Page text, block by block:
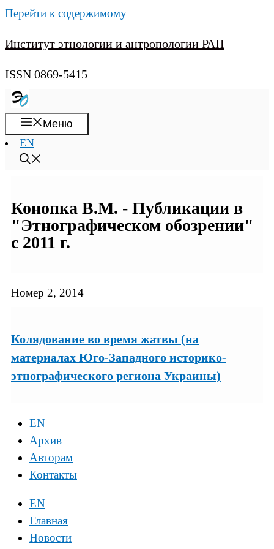
Перейти к содержимому
Институт этнологии и антропологии РАН
ISSN 0869-5415
Меню
EN
Конопка В.М. - Публикации в
"Этнографическом обозрении"
с 2011 г.
Номер 2, 2014
Колядование во время жатвы (на
материалах Юго-Западного историко-
этнографического региона Украины)
EN
Архив
Авторам
Контакты
EN
Главная
Новости